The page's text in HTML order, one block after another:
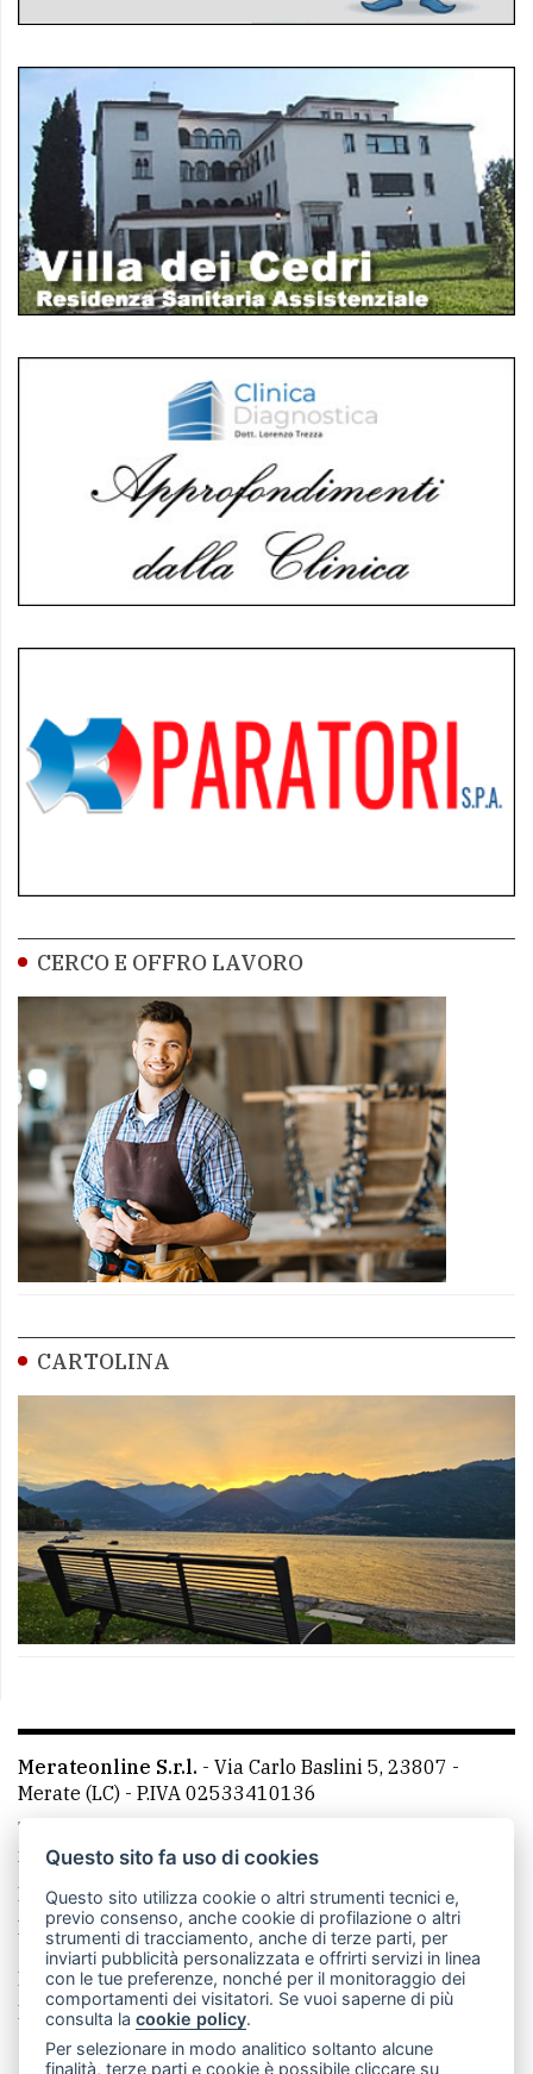
CERCO E OFFRO LAVORO
CARTOLINA
Merateonline S.r.l. - Via Carlo Baslini 5, 23807 -
Merate (LC) - P.IVA 02533410136
Telefono:
mail: redazione@leccoonline.com
La redazione
MerateOnline CasateOnline
RSS
Made by VIP
Privacy policy
Cookie policy
Rivedi le tue scelte sui cookie
Questo sito fa uso di cookies
Questo sito utilizza cookie o altri strumenti tecnici e,
previo consenso, anche cookie di profilazione o altri
strumenti di tracciamento, anche di terze parti, per
inviarti pubblicità personalizzata e offrirti servizi in linea
con le tue preferenze, nonché per il monitoraggio dei
comportamenti dei visitatori. Se vuoi saperne di più
consulta lacookie policy.
Per selezionare in modo analitico soltanto alcune
finalità, terze parti e cookie è possibile cliccare su